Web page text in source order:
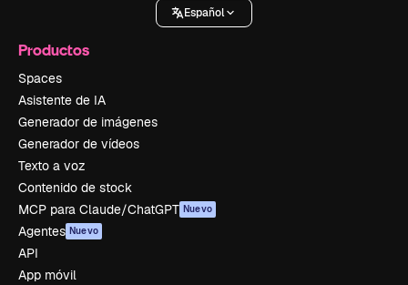
Español
Productos
Spaces
Asistente de IA
Generador de imágenes
Generador de vídeos
Texto a voz
Contenido de stock
MCP para Claude/ChatGPT Nuevo
Agentes Nuevo
API
App móvil